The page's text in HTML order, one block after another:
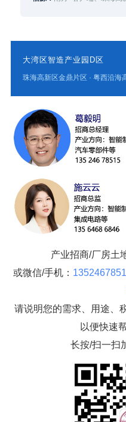
大湾区智造产业园D区
珠海高新区金鼎片区 · 粤西沿海
产业招商/厂房土
或微信/手机：
请说明您的需求、用途、
以便快速
长按/扫一扫